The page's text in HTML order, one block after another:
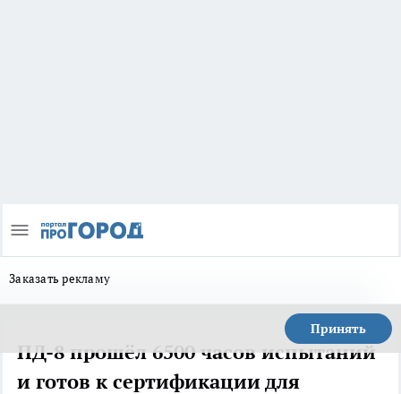
Заказать рекламу
Принять
ПД-8 прошёл 6500 часов испытаний
и готов к сертификации для